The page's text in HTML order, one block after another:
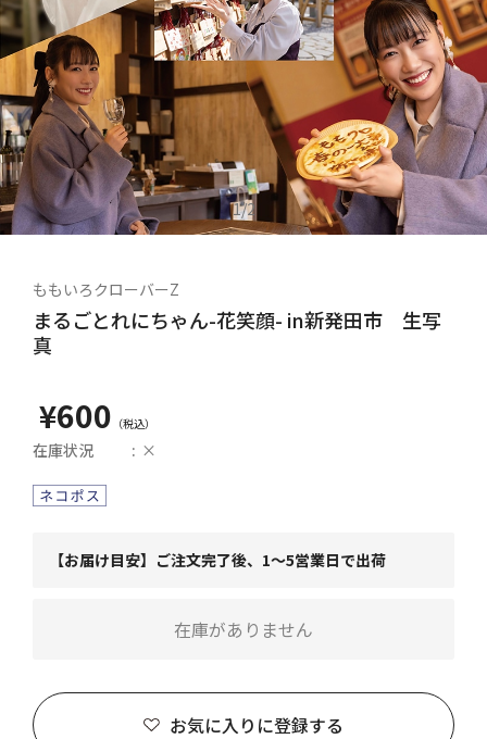
1/2
ももいろクローバーZ
まるごとれにちゃん-花笑顔- in新発田市 生写
真
¥600
在庫状況 ×
【お届け目安】ご注文完了後、1～5営業日で出荷
お気に入りに登録する
在庫がありません